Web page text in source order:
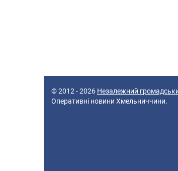
© 2012 - 2026 Незалежний
Оперативні новини Хмельниччини.